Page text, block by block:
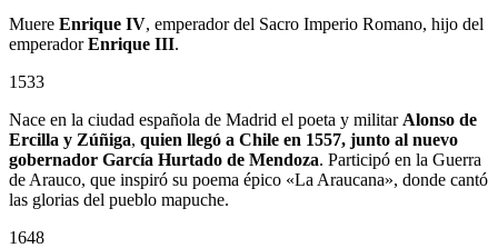
Muere Enrique IV, emperador del Sacro Imperio Romano, hijo del
emperadorEnrique III.
1533
Nace en la ciudad española de Madrid el poeta y militar Alonso de
Ercilla y Zúñiga, quien llegó a Chile en 1557, junto al nuevo
gobernador García Hurtado de Mendoza. Participó en la Guerra
de Arauco, que inspiró su poema épico «La Araucana», donde cantó
las glorias del pueblo mapuche.
1648